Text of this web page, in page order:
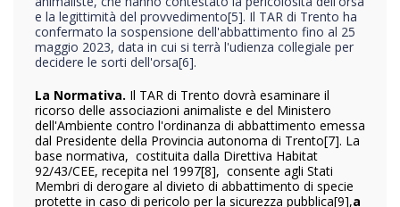
e la legittimità del provvedimento[5]. Il TAR di Trento ha
confermato la sospensione dell'abbattimento fino al 25
maggio 2023, data in cui si terrà l'udienza collegiale per
decidere le sorti dell'orsa[6].
La Normativa. Il TAR di Trento dovrà esaminare il
ricorso delle associazioni animaliste e del Ministero
dell'Ambiente contro l'ordinanza di abbattimento emessa
dal Presidente della Provincia autonoma di Trento[7]. La
base normativa, costituita dalla Direttiva Habitat
92/43/CEE, recepita nel 1997[8], consente agli Stati
Membri di derogare al divieto di abbattimento di specie
protette in caso di pericolo per la sicurezza pubblica[9],a